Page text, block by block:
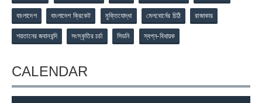
বাংলাদেশ বাংলাদেশ ক্রিকেট মুক্তিযোদ্ধা মেলবোর্নের চিঠি রাজাকার
শয়তানের জবানবন্দি সংস্কৃতির চর্চা সিডনি স্বপ্ন-বিধায়ক
CALENDAR